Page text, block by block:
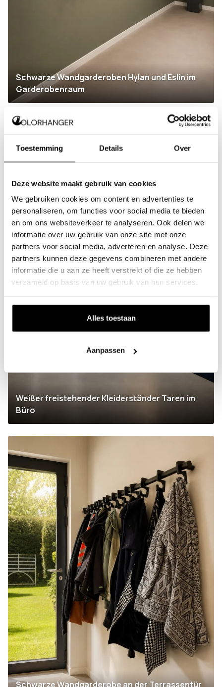
Toestemming Details Over
Deze website maakt gebruik van cookies
We gebruiken cookies om content en advertenties te
personaliseren, om functies voor social media te bieden
en om ons websiteverkeer te analyseren. Ook delen we
informatie over uw gebruik van onze site met onze
partners voor social media, adverteren en analyse. Deze
partners kunnen deze gegevens combineren met andere
informatie die u aan ze heeft verstrekt of die ze hebben
verzameld op basis van uw gebruik van hun services.
Alles toestaan
Aanpassen
Schwarze Wandgarderoben Hylan und Eslin im
Garderobenraum
Weißer freistehender Kleiderständer Taren im
Büro
Schwarze Wandgarderobe an der Terrassentür